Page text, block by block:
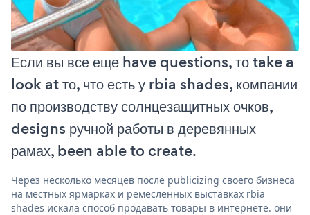
Если вы все еще have questions, то take a
look at то, что есть у rbia shades, компании
по производству солнцезащитных очков,
designs ручной работы в деревянных
рамах, been able to create.
Через несколько месяцев после publicizing своего бизнеса
на местных ярмарках и ремесленных выставках rbia
shades искала способ продавать товары в интернете. они